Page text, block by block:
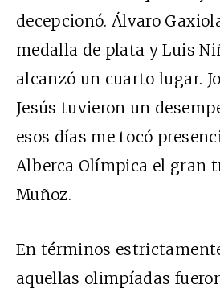
decepcionó. Álvaro
medalla de plata y Luis
alcanzó un cuarto lugar.
Jesús tuvieron un
esos días me tocó
Alberca Olímpica el gran
Muñoz.
En términos
aquellas olimpíadas